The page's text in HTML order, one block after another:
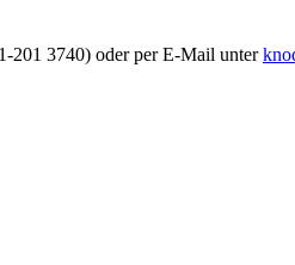
201 3740) oder per E-Mail unter